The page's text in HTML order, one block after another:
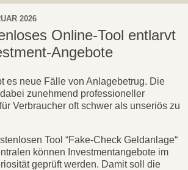
2026
Online-Tool entlarvt
Angebote
es neue Fälle von Anlagebetrug. Die
zunehmend professioneller
Verbraucher oft schwer als unseriös zu
Tool “Fake-Check Geldanlage“
können Investmentangebote im
geprüft werden. Damit soll die